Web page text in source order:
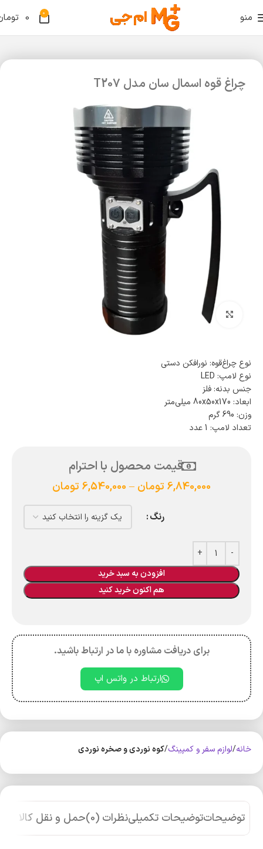
منو 0
0
چراغ قوه اسمال سان مدل T207
بزرگنمایی تصویر
نوع چراغ‌قوه: نور‌افکن دستی
نوع لامپ: LED
جنس بدنه: فلز
ابعاد: 80x50x170 میلی‌متر
وزن: 690 گرم
تعداد لامپ: 1 عدد
قیمت محصول با احترام
6,840,000 تومان –
6,540,000 تومان
رنگ
افزودن به سبد خرید
هم اکنون خرید کنید
برای دریافت مشاوره با ما در ارتباط باشید.
ارتباط در واتس اپ
خانه لوازم سفر و کمپینگ کوه‌ نوردی و صخره نوردی
توضیحاتتوضیحات تکمیلینظرات (0) حمل و نقل کالا